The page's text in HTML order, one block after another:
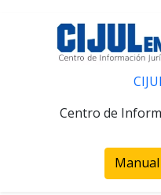
Centro de
Manual